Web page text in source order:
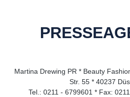
Martina Drewing PR * Beauty
Str. 55 * 40237
Tel.: 0211 - 6799601 * Fax: